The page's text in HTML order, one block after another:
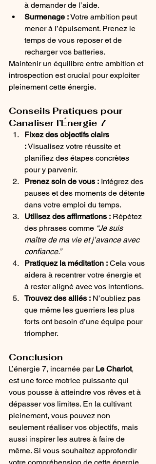
à demander de l’aide.
Surmenage : Votre ambition peut
mener à l’épuisement. Prenez le
temps de vous reposer et de
recharger vos batteries.
Maintenir un équilibre entre ambition et
introspection est crucial pour exploiter
pleinement cette énergie.
Conseils Pratiques pour
Canaliser l’Énergie 7
Fixez des objectifs clairs
: Visualisez votre réussite et
planifiez des étapes concrètes
pour y parvenir.
Prenez soin de vous : Intégrez des
pauses et des moments de détente
dans votre emploi du temps.
Utilisez des affirmations : Répétez
des phrases comme “Je suis
maître de ma vie et j’avance avec
confiance.”
Pratiquez la méditation : Cela vous
aidera à recentrer votre énergie et
à rester aligné avec vos intentions.
Trouvez des alliés : N’oubliez pas
que même les guerriers les plus
forts ont besoin d’une équipe pour
triompher.
Conclusion
L’énergie 7, incarnée par Le Chariot,
est une force motrice puissante qui
vous pousse à atteindre vos rêves et à
dépasser vos limites. En la cultivant
pleinement, vous pouvez non
seulement réaliser vos objectifs, mais
aussi inspirer les autres à faire de
même. Si vous souhaitez approfondir